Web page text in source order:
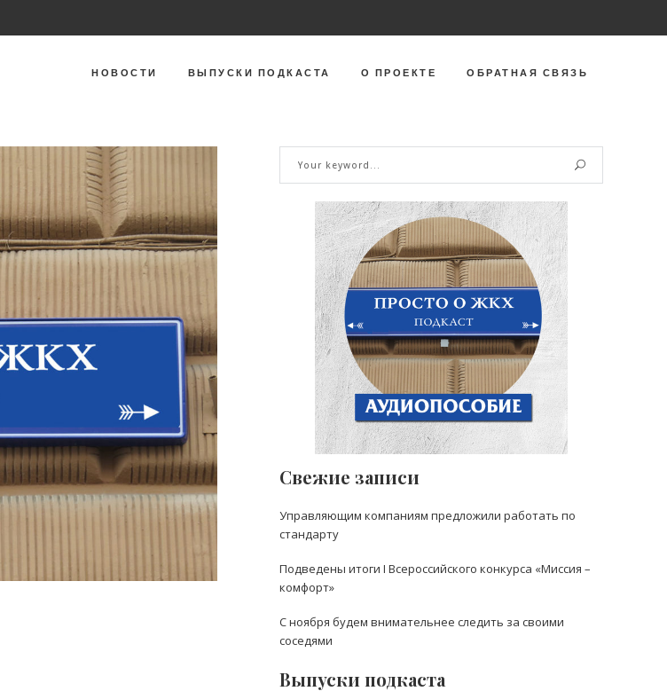
НОВОСТИ ВЫПУСКИ ПОДКАСТА О ПРОЕКТЕ ОБРАТНАЯ СВЯЗЬ
Свежие записи
Управляющим компаниям предложили работать по
стандарту
Подведены итоги I Всероссийского конкурса «Миссия –
комфорт»
С ноября будем внимательнее следить за своими
соседями
Выпуски подкаста